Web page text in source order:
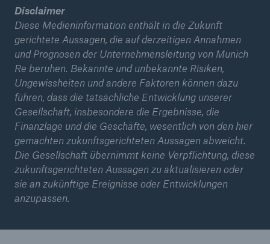
Disclaimer
Diese Medieninformation enthält in die Zukunft
gerichtete Aussagen, die auf derzeitigen Annahmen
und Prognosen der Unternehmensleitung von Munich
Re beruhen. Bekannte und unbekannte Risiken,
Ungewissheiten und andere Faktoren können dazu
führen, dass die tatsächliche Entwicklung unserer
Gesellschaft, insbesondere die Ergebnisse, die
Finanzlage und die Geschäfte, wesentlich von den hier
gemachten zukunftsgerichteten Aussagen abweicht.
Die Gesellschaft übernimmt keine Verpflichtung, diese
zukunftsgerichteten Aussagen zu aktualisieren oder
sie an zukünftige Ereignisse oder Entwicklungen
anzupassen.
Media Relations
Medieninformationen und
Unternehmensnachrichten
Medieninformationen
2026
Seite öffnen
Naturkatastrophen im ersten Halbjahr 2026
Munich Re erzielt Quartalsergebnis von 2,2 Mrd.
€
Munich Re übertrifft Gewinnziel zum fünften Mal